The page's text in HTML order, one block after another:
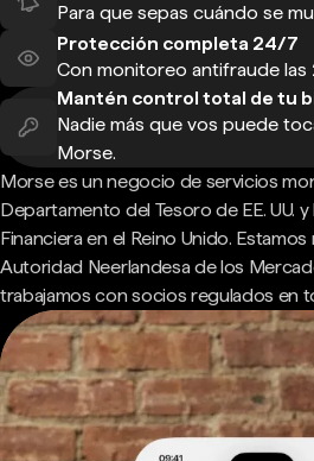
Para que sepas cuándo se
Protección completa 24/7
Con monitoreo antifraude las
Mantén control total de tu
Nadie más que vos puede
Morse.
Morse es un negocio de servicios
Departamento del Tesoro de EE. UU.
Financiera en el Reino Unido.
Autoridad Neerlandesa de los
trabajamos con socios regulados en